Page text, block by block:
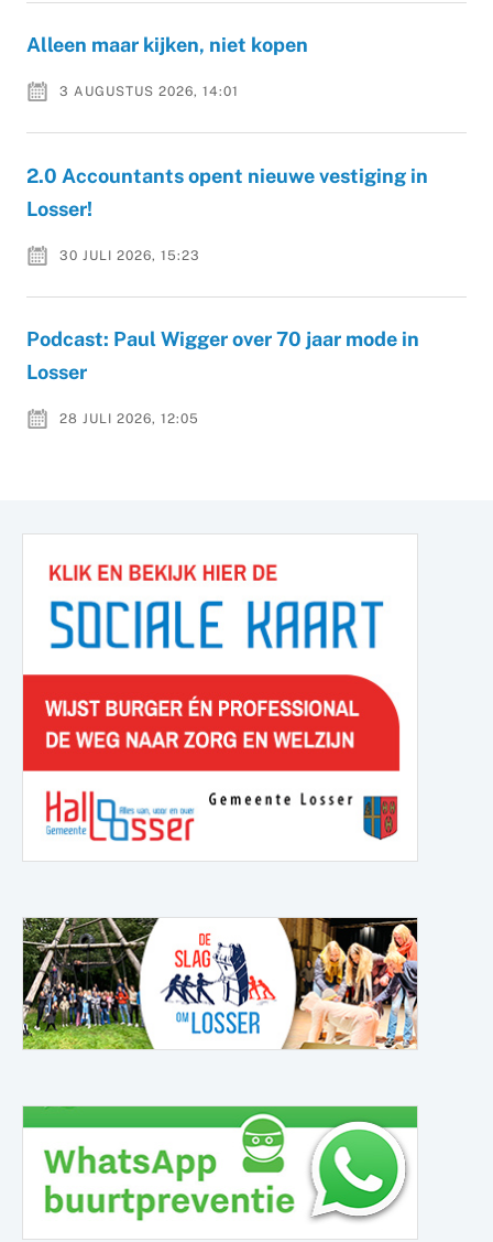
Alleen maar kijken, niet kopen
3 AUGUSTUS 2026, 14:01
2.0 Accountants opent nieuwe vestiging in
Losser!
30 JULI 2026, 15:23
Podcast: Paul Wigger over 70 jaar mode in
Losser
28 JULI 2026, 12:05